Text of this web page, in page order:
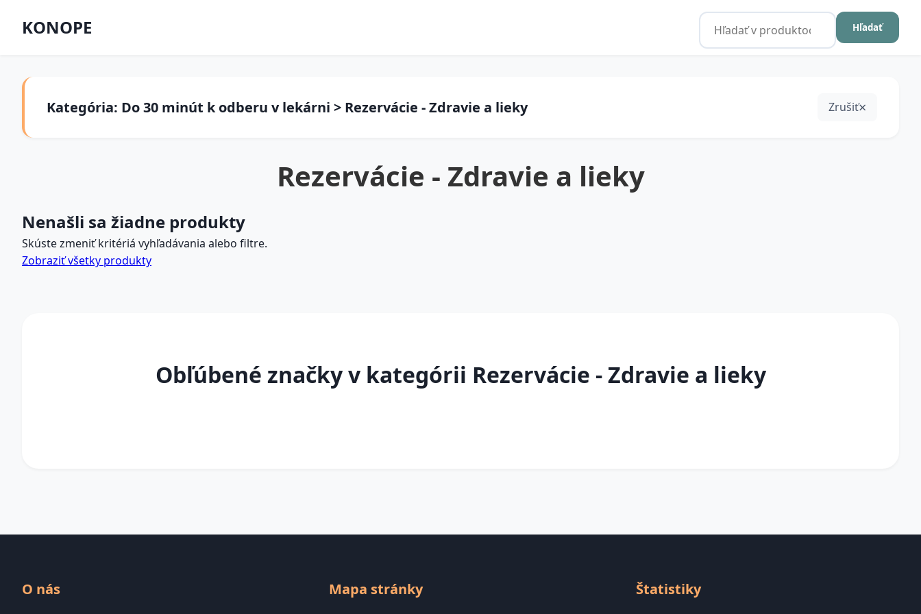
KONOPE Hľadať
Kategória: Do 30 minút k odberu v lekárni > Rezervácie - Zdravie a lieky Zrušiť
Rezervácie - Zdravie a lieky
Nenašli sa žiadne produkty
Skúste zmeniť kritériá vyhľadávania alebo filtre.
Zobraziť všetky produkty
Obľúbené značky v kategórii Rezervácie - Zdravie a lieky
O nás Mapa stránky Štatistiky